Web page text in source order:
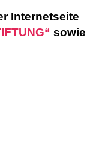
Internetseite
sowie